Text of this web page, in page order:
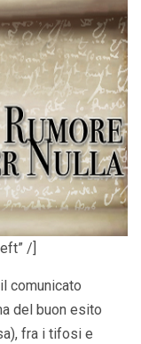
/]
comunicato
del buon esito
fra i tifosi e